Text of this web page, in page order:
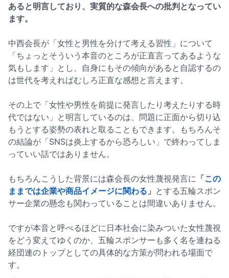
あると明言しており、実質的な森会長への批判となってい
ます。
中西会長が「女性と男性を分けて考える習性」について
「ちょっとそういう本音のところが正直言ってあるような
気もします」とし、自身にもその傾向があると自認するの
は世代を考えればむしろ正直な感想と言えます。
その上で「女性や男性を前提に発言したり考えたりする時
代ではない」と明言しているのは、問題に正面から切り込
もうとする姿勢の表れと取ることもできます。もちろんそ
の結論が「SNSは炎上するから恐ろしい」で終わってしま
っていい話ではありません。
もちろんこうした背景には森会長の女性蔑視発言に 「この
ままでは企業や商品イメージに関わる 」 とする五輪スポン
サー企業の懸念も関わっていることは間違いありません。
ですが本音と呼べるほどに日本社会に染みついた女性蔑視
をどう変えてゆくのか、五輪スポンサーも多く名を連ねる
経団連のトップとしての具体的な方策が問われる場面で
す。